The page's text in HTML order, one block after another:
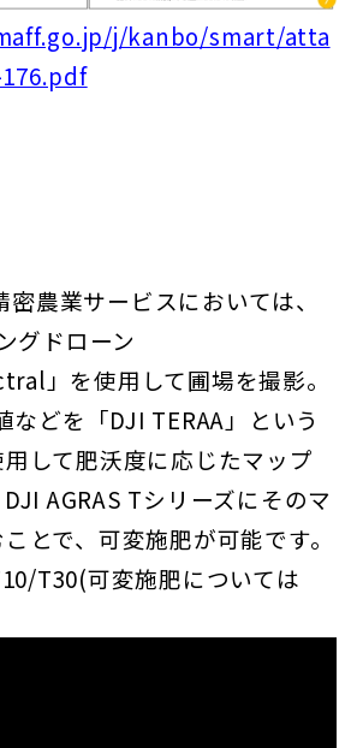
j/kanbo/smart/atta
密農業サービスにおいては、
グドローン
」を使用して圃場を撮影。
などを「DJI TERAA」という
して肥沃度に応じたマップ
AGRAS Tシリーズにそのマ
とで、可変施肥が可能です。
T30(可変施肥については